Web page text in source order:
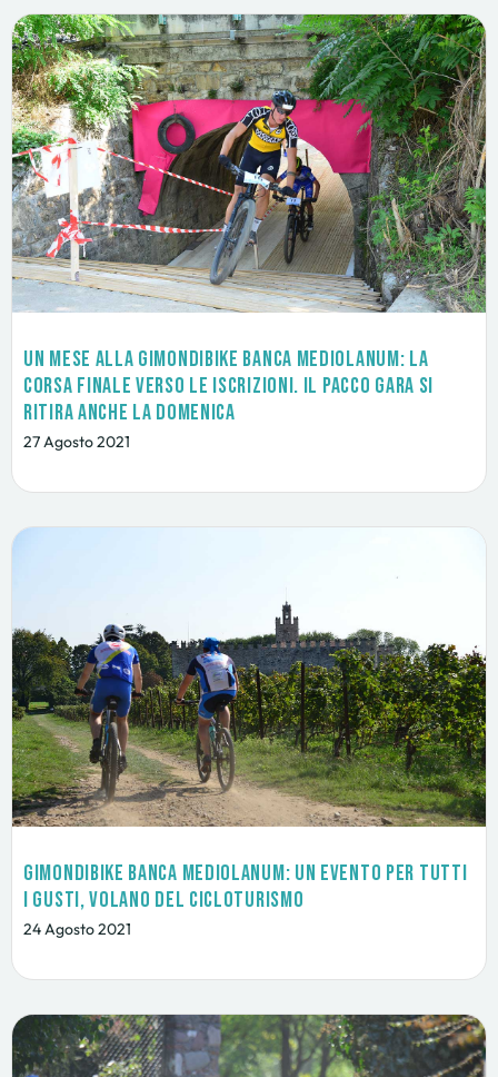
Un mese alla GimondiBike Banca Mediolanum: la
corsa finale verso le iscrizioni. Il pacco gara si
ritira anche la domenica
27 Agosto 2021
GimondiBike Banca Mediolanum: un evento per tutti
i gusti, volano del cicloturismo
24 Agosto 2021